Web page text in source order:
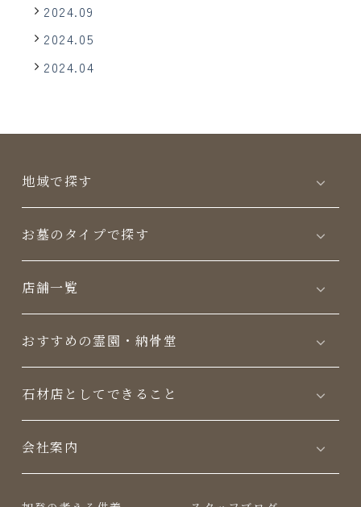
2024.09
2024.05
2024.04
地域で探す
お墓のタイプで探す
店舗一覧
おすすめの霊園・納骨堂
⽯材店としてできること
会社案内